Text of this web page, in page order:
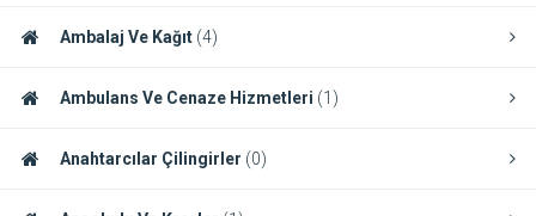
Ambalaj Ve Kağıt (4)
Ambulans Ve Cenaze Hizmetleri (1)
Anahtarcılar Çilingirler (0)